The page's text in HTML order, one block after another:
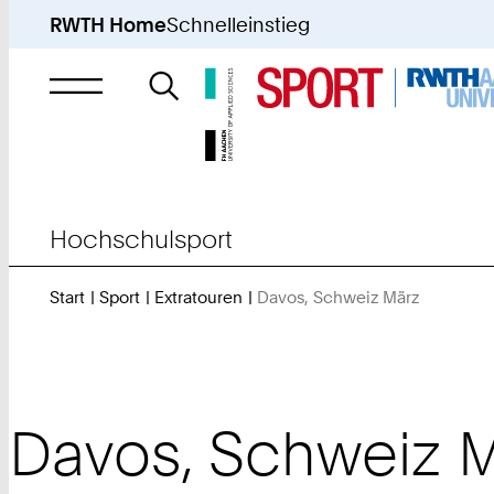
RWTH HomeSchnelleinstieg
Suche
nach
Hochschulsport
Start Sport Extratouren Davos, Schweiz März
Davos, Schweiz